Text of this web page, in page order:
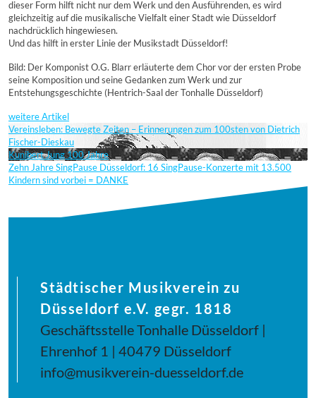
dieser Form hilft nicht nur dem Werk und den Ausführenden, es wird
gleichzeitig auf die musikalische Vielfalt einer Stadt wie Düsseldorf
nachdrücklich hingewiesen.
Und das hilft in erster Linie der Musikstadt Düsseldorf!
Bild: Der Komponist O.G. Blarr erläuterte dem Chor vor der ersten Probe
seine Komposition und seine Gedanken zum Werk und zur
Entstehungsgeschichte (Hentrich-Saal der Tonhalle Düsseldorf)
weitere Artikel
Vereinsleben: Bewegte Zeiten – Erinnerungen zum 100sten von Dietrich
Fischer-Dieskau
Kunibert Jung 100 Jahre
Zehn Jahre SingPause Düsseldorf: 16 SingPause-Konzerte mit 13.500
Kindern sind vorbei = DANKE
Städtischer Musikverein zu
Düsseldorf e.V. gegr. 1818
Geschäftsstelle Tonhalle Düsseldorf |
Ehrenhof 1 | 40479 Düsseldorf
info@musikverein-duesseldorf.de